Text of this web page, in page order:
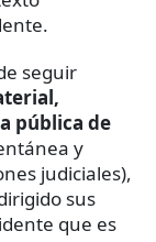
seguir
pública de
y
judiciales),
sus
que es